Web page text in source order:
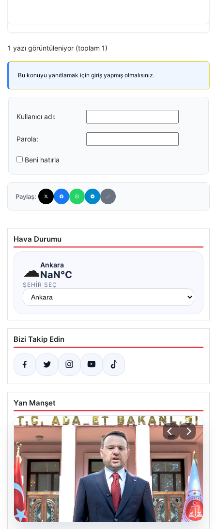
1 yazı görüntüleniyor (toplam 1)
Bu konuyu yanıtlamak için giriş yapmış olmalısınız.
Kullanıcı adı:
Parola:
Beni hatırla
Paylaş:
Hava Durumu
☁Ankara
NaN°C
ŞEHIR SEÇ
Bizi Takip Edin
Yan Manşet